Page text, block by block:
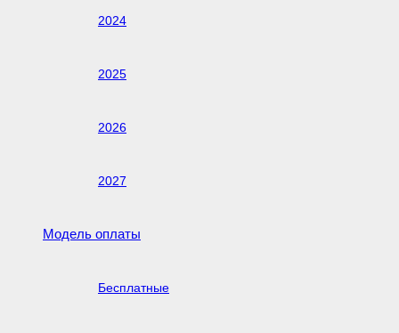
2024
2025
2026
2027
Модель оплаты
Бесплатные